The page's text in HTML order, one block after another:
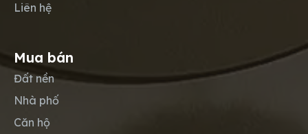
Liên hệ
Mua bán
Đất nền
Nhà phố
Căn hộ